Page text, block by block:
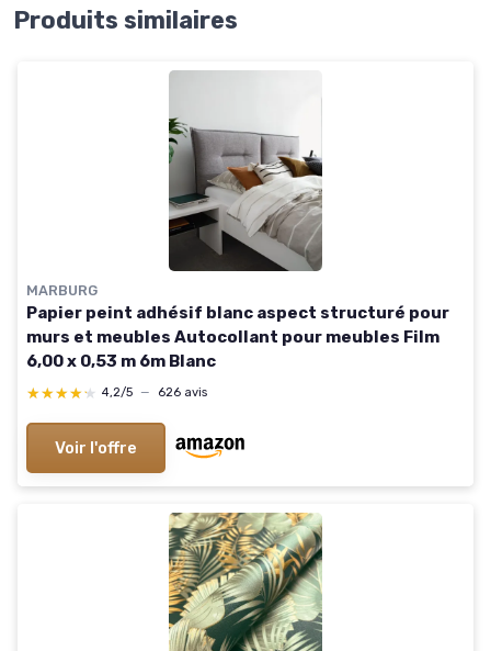
Produits similaires
MARBURG
Papier peint adhésif blanc aspect structuré pour
murs et meubles Autocollant pour meubles Film
6,00 x 0,53 m 6m Blanc
★★★★★
★★★★★ 4,2/5 — 626 avis
Voir l'offre